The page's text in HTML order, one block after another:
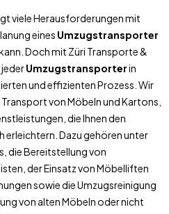
viele Herausforderungen mit
eines Umzugstransporter
Doch mit Züri Transporte &
jederUmzugstransporterin
und effizienten Prozess. Wir
von Möbeln und Kartons,
die Ihnen den
erleichtern. Dazu gehören unter
die Bereitstellung von
der Einsatz von Möbelliften
sowie die Umzugsreinigung
von alten Möbeln oder nicht